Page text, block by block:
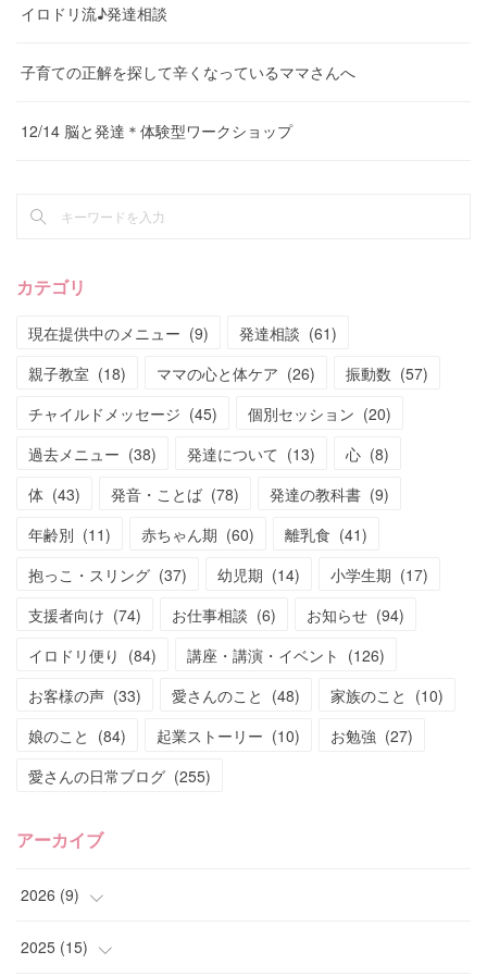
イロドリ流♪発達相談
子育ての正解を探して辛くなっているママさんへ
12/14 脳と発達＊体験型ワークショップ
カテゴリ
現在提供中のメニュー (9) 発達相談 (61)
親子教室 (18) ママの心と体ケア (26) 振動数 (57)
チャイルドメッセージ (45) 個別セッション (20)
過去メニュー (38) 発達について (13) 心 (8)
体 (43) 発音・ことば (78) 発達の教科書 (9)
年齢別 (11) 赤ちゃん期 (60) 離乳食 (41)
抱っこ・スリング (37) 幼児期 (14) 小学生期 (17)
支援者向け (74) お仕事相談 (6) お知らせ (94)
イロドリ便り (84) 講座・講演・イベント (126)
お客様の声 (33) 愛さんのこと (48) 家族のこと (10)
娘のこと (84) 起業ストーリー (10) お勉強 (27)
愛さんの日常ブログ (255)
アーカイブ
2026 (9)
(4)
2025 (15)